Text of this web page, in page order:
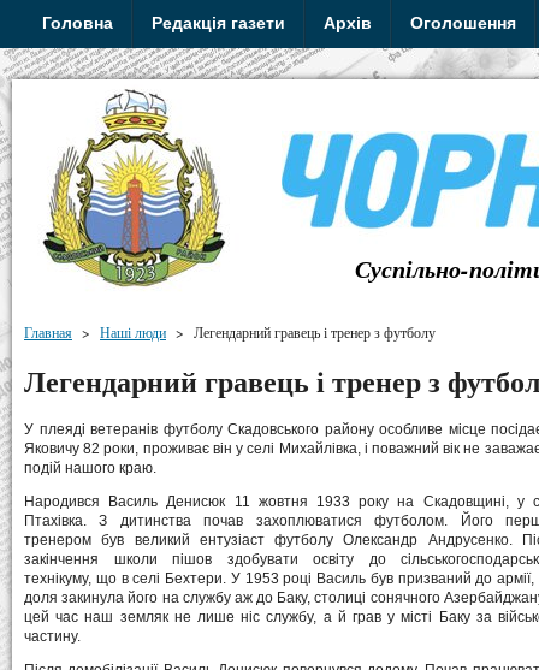
Головна Редакція газети Архів Оголошення
Суспільно-
Главная > Наші люди > Легендарний гравець і тренер з футболу
Легендарний гравець і тренер з
У плеяді ветеранів футболу Скадовського району особливе місце
Яковичу 82 роки, проживає він у селі Михайлівка, і поважний вік не
подій нашого краю.
Народився Василь Денисюк 11 жовтня 1933 року на Скадовщині, у
Птахівка. З дитинства почав захоплюватися футболом. Його
тренером був великий ентузіаст футболу Олександр Андрусенко.
закінчення школи пішов здобувати освіту до
технікуму, що в селі Бехтери. У 1953 році Василь був призваний до армії,
доля закинула його на службу аж до Баку, столиці сонячного
цей час наш земляк не лише ніс службу, а й грав у місті Баку за
частину.